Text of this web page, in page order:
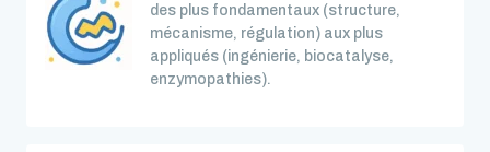
des plus fondamentaux (structure,
mécanisme, régulation) aux plus
appliqués (ingénierie, biocatalyse,
enzymopathies).